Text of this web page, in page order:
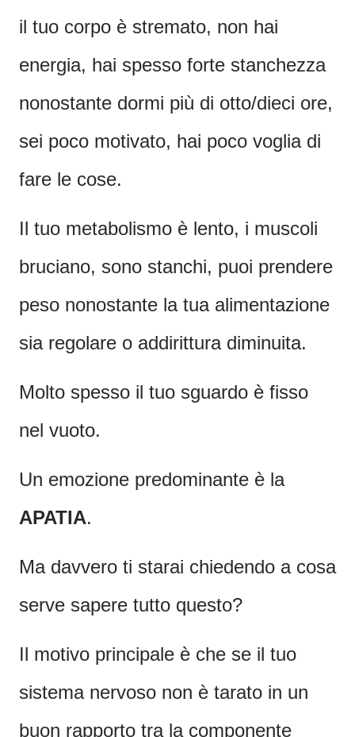
il tuo corpo è stremato, non hai
energia, hai spesso forte stanchezza
nonostante dormi più di otto/dieci ore,
sei poco motivato, hai poco voglia di
fare le cose.
Il tuo metabolismo è lento, i muscoli
bruciano, sono stanchi, puoi prendere
peso nonostante la tua alimentazione
sia regolare o addirittura diminuita.
Molto spesso il tuo sguardo è fisso
nel vuoto.
Un emozione predominante è la
APATIA.
Ma davvero ti starai chiedendo a cosa
serve sapere tutto questo?
Il motivo principale è che se il tuo
sistema nervoso non è tarato in un
buon rapporto tra la componente